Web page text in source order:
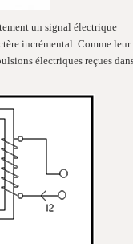
un signal électrique
incrémental. Comme leur
électriques reçues